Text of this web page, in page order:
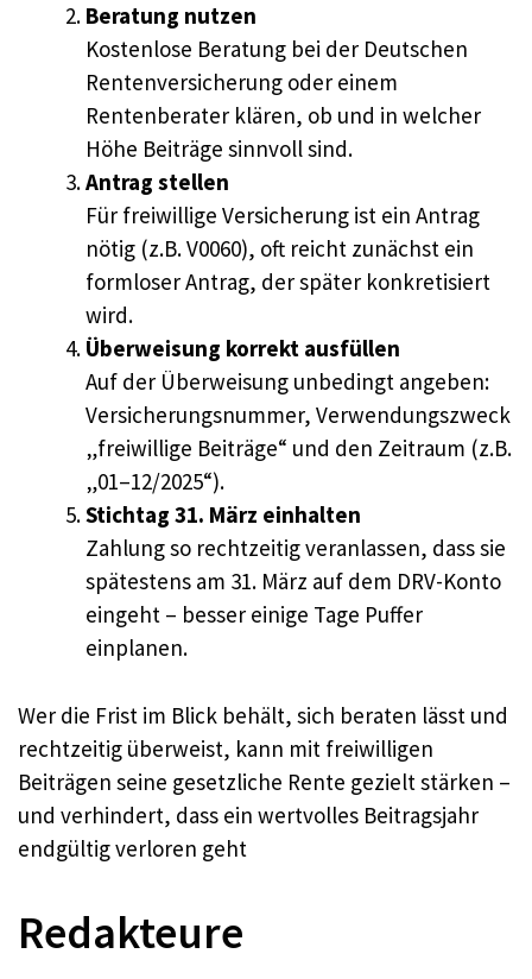
Beratung nutzen
Kostenlose Beratung bei der Deutschen
Rentenversicherung oder einem
Rentenberater klären, ob und in welcher
Höhe Beiträge sinnvoll sind.
Antrag stellen
Für freiwillige Versicherung ist ein Antrag
nötig (z.B. V0060), oft reicht zunächst ein
formloser Antrag, der später konkretisiert
wird.
Überweisung korrekt ausfüllen
Auf der Überweisung unbedingt angeben:
Versicherungsnummer, Verwendungszweck
„freiwillige Beiträge“ und den Zeitraum (z.B.
„01–12/2025“).
Stichtag 31. März einhalten
Zahlung so rechtzeitig veranlassen, dass sie
spätestens am 31. März auf dem DRV-Konto
eingeht – besser einige Tage Puffer
einplanen.
Wer die Frist im Blick behält, sich beraten lässt und
rechtzeitig überweist, kann mit freiwilligen
Beiträgen seine gesetzliche Rente gezielt stärken –
und verhindert, dass ein wertvolles Beitragsjahr
endgültig verloren geht
Redakteure